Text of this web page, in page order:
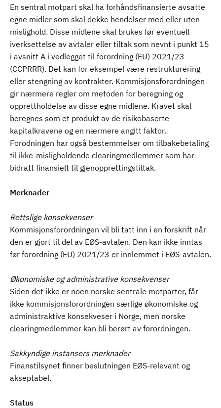
En sentral motpart skal ha forhåndsfinansierte avsatte
egne midler som skal dekke hendelser med eller uten
mislighold. Disse midlene skal brukes før eventuell
iverksettelse av avtaler eller tiltak som nevnt i punkt 15
i avsnitt A i vedlegget til forordning (EU) 2021/23
(CCPRRR). Det kan for eksempel være restrukturering
eller stengning av kontrakter. Kommisjonsforordningen
gir nærmere regler om metoden for beregning og
opprettholdelse av disse egne midlene. Kravet skal
beregnes som et produkt av de risikobaserte
kapitalkravene og en nærmere angitt faktor.
Forodningen har også bestemmelser om tilbakebetaling
til ikke-misligholdende clearingmedlemmer som har
bidratt finansielt til gjenopprettingstiltak.
Merknader
Rettslige konsekvenser
Kommisjonsforordningen vil bli tatt inn i en forskrift når
den er gjort til del av EØS-avtalen. Den kan ikke inntas
før forordning (EU) 2021/23 er innlemmet i EØS-avtalen.
Økonomiske og administrative konsekvenser
Siden det ikke er noen norske sentrale motparter, får
ikke kommisjonsforordningen særlige økonomiske og
administraktive konsekveser i Norge, men norske
clearingmedlemmer kan bli berørt av forordningen.
Sakkyndige instansers merknader
Finanstilsynet finner beslutningen EØS-relevant og
akseptabel.
Status